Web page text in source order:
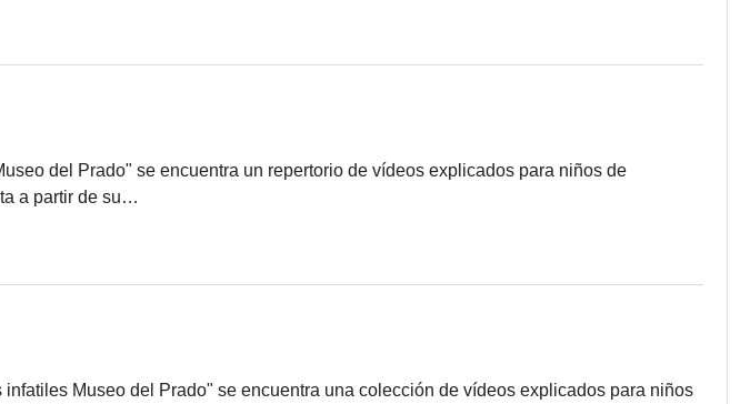
del Prado" se encuentra un repertorio de vídeos explicados para niños de
a partir de su…
Museo del Prado" se encuentra una colección de vídeos explicados para niños